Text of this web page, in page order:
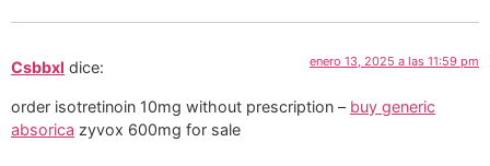
Csbbxl dice: enero 13, 2025 a las 11:59 pm
order isotretinoin 10mg without prescription – buy generic
absorica zyvox 600mg for sale